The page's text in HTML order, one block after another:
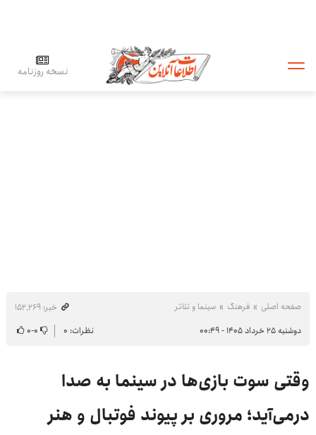
نسخه روزنامه
صفحه اصلی فرهنگ سینما و تئاتر
خبر: ۱۵۲٬۲۶۹
دوشنبه ۲۵ خرداد ۱۴۰۵ - ۰۰:۴۹
نظرات: ۰ ۰-۰
وقتی سوت بازی‌ها در سینما به صدا
درمی‌آید؛ مروری بر پیوند فوتبال و هنر